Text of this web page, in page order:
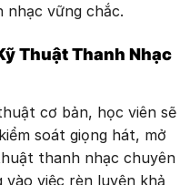
vững chắc.
Thuật Thanh Nhạc
cơ bản, học viên sẽ
soát giọng hát, mở
thanh nhạc chuyên
vào việc rèn luyện khả